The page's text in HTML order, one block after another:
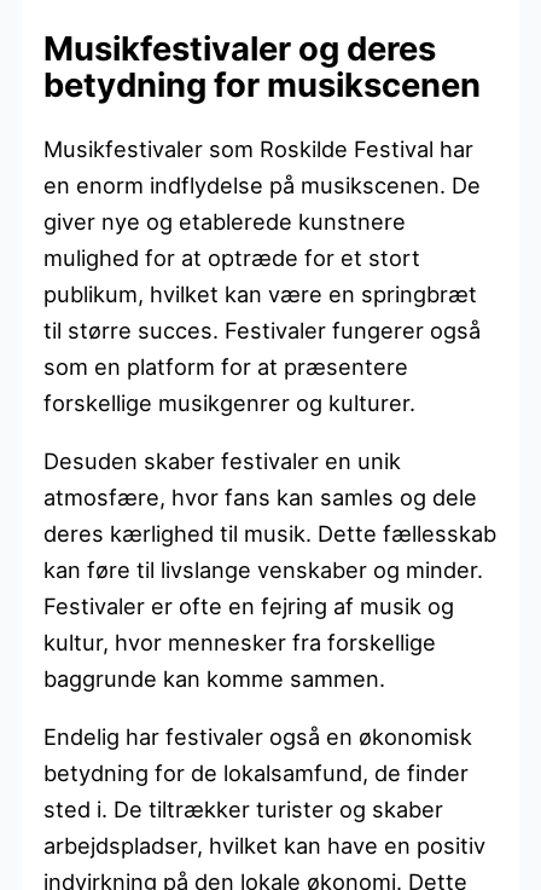
Musikfestivaler og deres
betydning for musikscenen
Musikfestivaler som Roskilde Festival har
en enorm indflydelse på musikscenen. De
giver nye og etablerede kunstnere
mulighed for at optræde for et stort
publikum, hvilket kan være en springbræt
til større succes. Festivaler fungerer også
som en platform for at præsentere
forskellige musikgenrer og kulturer.
Desuden skaber festivaler en unik
atmosfære, hvor fans kan samles og dele
deres kærlighed til musik. Dette fællesskab
kan føre til livslange venskaber og minder.
Festivaler er ofte en fejring af musik og
kultur, hvor mennesker fra forskellige
baggrunde kan komme sammen.
Endelig har festivaler også en økonomisk
betydning for de lokalsamfund, de finder
sted i. De tiltrækker turister og skaber
arbejdspladser, hvilket kan have en positiv
indvirkning på den lokale økonomi. Dette